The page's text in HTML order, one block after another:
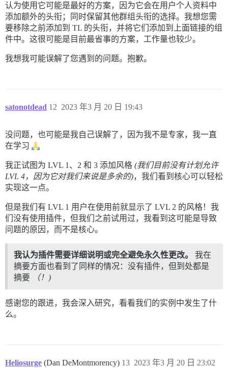
认为使用它可能是最好的方案，因为它会在用户个人资料中
添加额外的头衔；同时保留其他群组头衔的选择。我想您需
要移除之前添加到 TL 的头衔，并将它们添加到上面链接的组
件中。这很可能是目前最省事的方案，工作量也较少。
我想我可能误解了您遇到的问题。抱歉。
satonotdead 2023 年3 月 20 日 19:43
12
没问题，也可能是我自己误解了，因为我不是专家，我一直
在学习
我正试图为 LVL 1、2 和 3 添加风格 (我们目前没有计划允许
LVL 4，因为它对我们来说是多余的)，我们看到核心可以轻松
实现这一点。
但是我们有 LVL 1 用户在使用前就显示了 LVL 2 的风格！我
们没有使用插件，但我们之前试用过，我看到这可能是导致
问题的原因，而不是核心。
我认为插件需要详细说明或完全避免永久性更改。
我在
摘要方面也看到了同样的情况：没有插件，但到处都是
摘要
（！)
感谢您的跟进，我会深入研究，看看我们的实例中发生了什
么。
Heliosurge (Dan DeMontmorency) 2023 年3 月 20 日 23:02
13